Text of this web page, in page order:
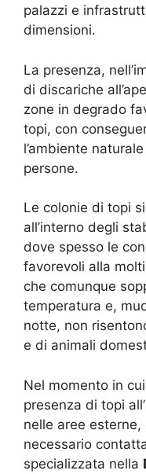
palazzi e
dimensioni.
La presenza,
di discariche
zone in degrado
topi, con
l’ambiente
persone.
Le colonie di topi
all’interno degli
dove spesso le
favorevoli alla
che comunque
temperatura e,
notte, non
e di animali
Nel momento in
presenza di topi
nelle aree
necessario
specializzata nella